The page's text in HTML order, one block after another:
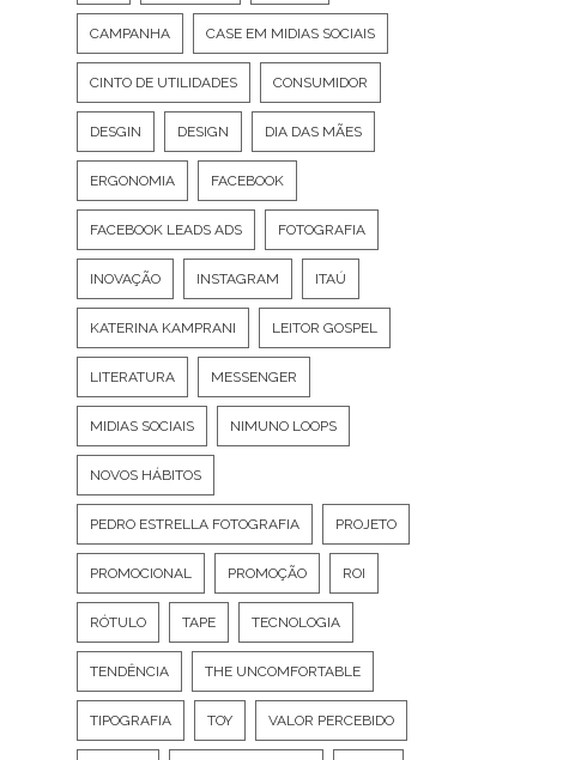
CAMPANHA CASE EM MIDIAS SOCIAIS
CINTO DE UTILIDADES CONSUMIDOR
DESGIN DESIGN DIA DAS MÃES
ERGONOMIA FACEBOOK
FACEBOOK LEADS ADS FOTOGRAFIA
INOVAÇÃO INSTAGRAM ITAÚ
KATERINA KAMPRANI LEITOR GOSPEL
LITERATURA MESSENGER
MIDIAS SOCIAIS NIMUNO LOOPS
NOVOS HÁBITOS
PEDRO ESTRELLA FOTOGRAFIA PROJETO
PROMOCIONAL PROMOÇÃO ROI
RÓTULO TAPE TECNOLOGIA
TENDÊNCIA THE UNCOMFORTABLE
TIPOGRAFIA TOY VALOR PERCEBIDO